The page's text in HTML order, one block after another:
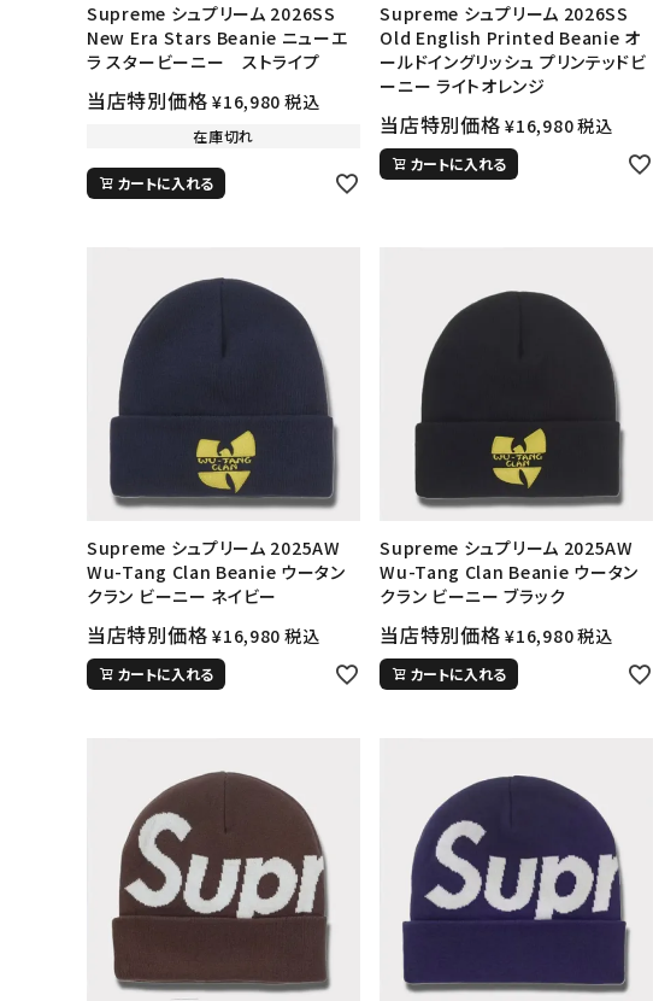
キーワードから探す
search
カテゴ
シーズンから探す 価格から
Supreme シュプリーム 2026SS
New Era Stars Beanie ニューエ
ラ スタービーニー ストライプ
当店特別価格 ¥16,980 税込
在庫切れ
カートに入れる
Supreme シュプリーム 2026SS
Old English Printed Beanie オ
ールドイングリッシュ プリンテッドビ
ーニー ライトオレンジ
当店特別価格 ¥16,980税込
カートに入れる
Supreme シュプリーム 2025AW
Wu-Tang Clan Beanie ウータン
クラン ビーニー ネイビー
当店特別価格 ¥16,980 税込
カートに入れる
Supreme シュプリーム 2025AW
Wu-Tang Clan Beanie ウータン
クラン ビーニー ブラック
当店特別価格 ¥16,980税込
カートに入れる